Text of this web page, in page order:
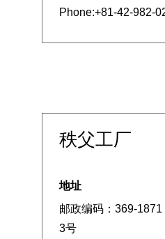
Phone:+81-42-982-
秩父工厂
地址
邮政编码：369-
3号